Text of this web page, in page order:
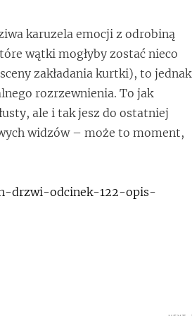
karuzela emocji z odrobiną
wątki mogłyby zostać nieco
zakładania kurtki), to jednak
rozrzewnienia. To jak
ale i tak jesz do ostatniej
widzów – może to moment,
drzwi-odcinek-122-opis-